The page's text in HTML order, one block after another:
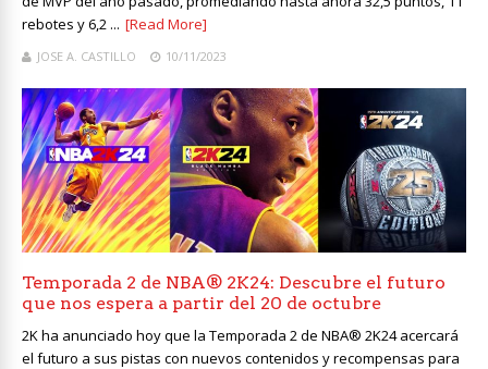
rebotes y 6,2 ... [Read More]
JOSE A. CASTILLO 10/11/2023
Temporada 2 de NBA® 2K24: Descubre el futuro
que nos espera a partir del 20 de octubre
2K ha anunciado hoy que la Temporada 2 de NBA® 2K24 acercará
el futuro a sus pistas con nuevos contenidos y recompensas para